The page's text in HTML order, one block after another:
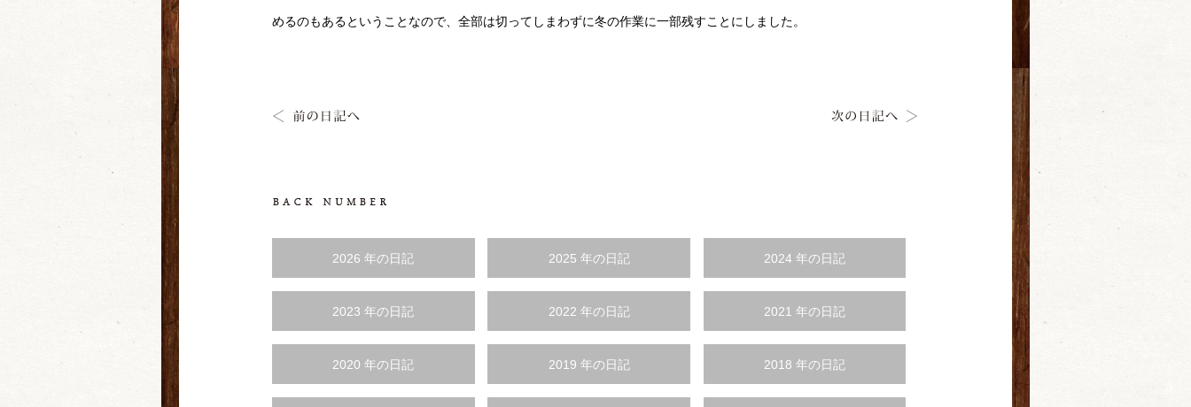
めるのもあるということなので、全部は切ってしまわずに冬の作業に一部残すことにしました。
2026 年の日記 2025 年の日記 2024 年の日記
2023 年の日記 2022 年の日記 2021 年の日記
2020 年の日記 2019 年の日記 2018 年の日記